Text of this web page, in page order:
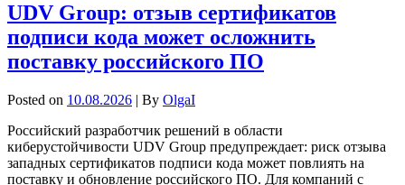
UDV Group: отзыв сертификатов
подписи кода может осложнить
поставку российского ПО
Posted on 10.08.2026 | By OlgaI
Российский разработчик решений в области
киберустойчивости UDV Group предупреждает: риск отзыва
западных сертификатов подписи кода может повлиять на
поставку и обновление российского ПО. Для компаний с